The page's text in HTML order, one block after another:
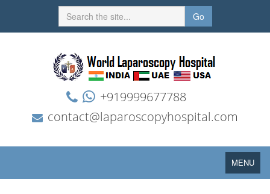
Go
+919999677788
contact@laparoscopyhospital.com
Toggle
navigation
MENU